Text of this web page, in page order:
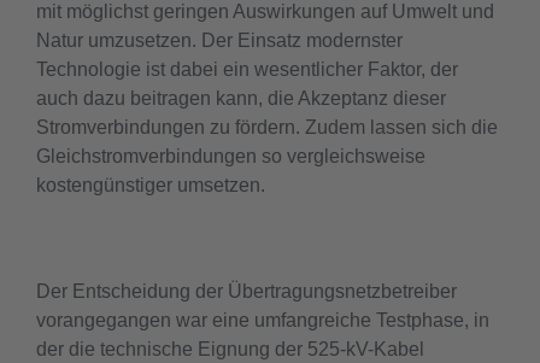
mit möglichst geringen Auswirkungen auf Umwelt und
Natur umzusetzen. Der Einsatz modernster
Technologie ist dabei ein wesentlicher Faktor, der
auch dazu beitragen kann, die Akzeptanz dieser
Stromverbindungen zu fördern. Zudem lassen sich die
Gleichstromverbindungen so vergleichsweise
kostengünstiger umsetzen.
Der Entscheidung der Übertragungsnetzbetreiber
vorangegangen war eine umfangreiche Testphase, in
der die technische Eignung der 525-kV-Kabel